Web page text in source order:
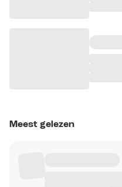
Meest gelezen